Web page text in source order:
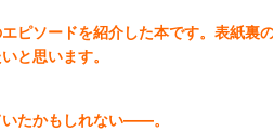
ピソードを紹介した本です。表紙裏
と思います。
たかもしれない――。